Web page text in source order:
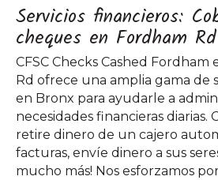
Servicios financieros:
cheques en Fordham
CFSC Checks Cashed Fordham
Rd ofrece una amplia gama de
en Bronx para ayudarle a
necesidades financieras diarias.
retire dinero de un cajero
facturas, envíe dinero a sus
mucho más! Nos esforzamos